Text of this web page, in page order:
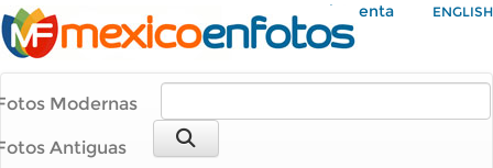
Mi Cuenta ENGLISH
Modernas
Antiguas